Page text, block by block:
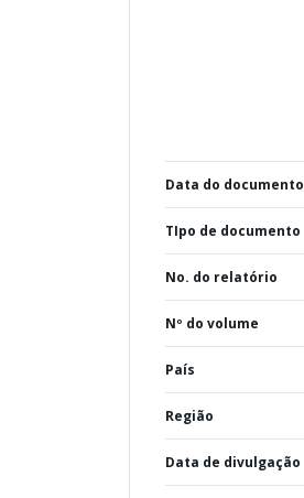
Data do documento
TIpo de documento
No. do relatório
Nº do volume
País
Região
Data de divulgação